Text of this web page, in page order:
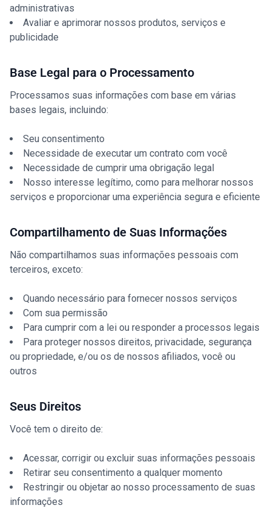
administrativas
Avaliar e aprimorar nossos produtos, serviços e
publicidade
Base Legal para o Processamento
Processamos suas informações com base em várias
bases legais, incluindo:
Seu consentimento
Necessidade de executar um contrato com você
Necessidade de cumprir uma obrigação legal
Nosso interesse legítimo, como para melhorar nossos
serviços e proporcionar uma experiência segura e eficiente
Compartilhamento de Suas Informações
Não compartilhamos suas informações pessoais com
terceiros, exceto:
Quando necessário para fornecer nossos serviços
Com sua permissão
Para cumprir com a lei ou responder a processos legais
Para proteger nossos direitos, privacidade, segurança
ou propriedade, e/ou os de nossos afiliados, você ou
outros
Seus Direitos
Você tem o direito de:
Acessar, corrigir ou excluir suas informações pessoais
Retirar seu consentimento a qualquer momento
Restringir ou objetar ao nosso processamento de suas
informações